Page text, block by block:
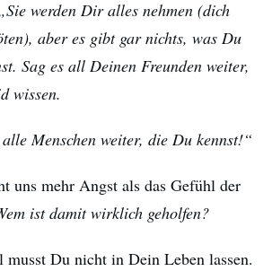
werden Dir alles nehmen (dich
aber es gibt gar nichts, was Du
Sag es all Deinen Freunden weiter,
wissen.
Menschen weiter, die Du kennst!“
uns mehr Angst als das Gefühl der
ist damit wirklich geholfen?
Du nicht in Dein Leben lassen.